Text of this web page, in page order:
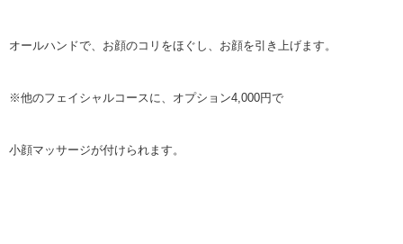
オールハンドで、お顔のコリをほぐし、お顔を引き上げます。
※他のフェイシャルコースに、オプション4,000円で
小顔マッサージが付けられます。